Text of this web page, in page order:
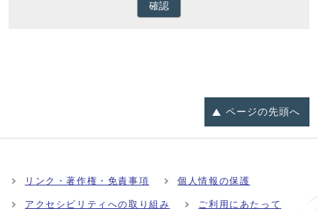
確認
ページの先頭へ
リンク・著作権・免責事項 個人情報の保護
アクセシビリティへの取り組み ご利用にあたって